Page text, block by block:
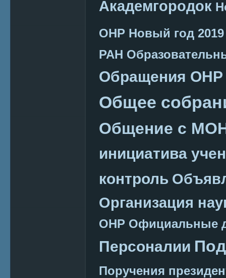
Академгородок
ОНР Новый год 2019
РАН
Обращения ОНР
Общее
Общение с
инициатива
контроль
Организация
ОНР Официальные
Персоналии
Поручения